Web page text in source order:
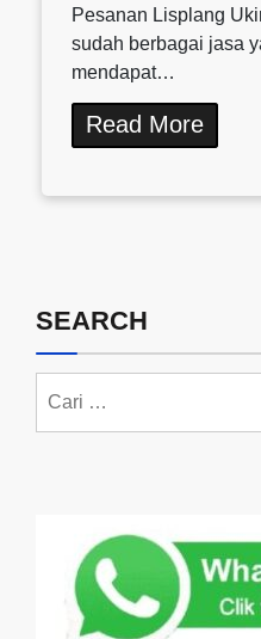
Pesanan Lisplang
sudah berbagai jasa
mendapat…
Read More
SEARCH